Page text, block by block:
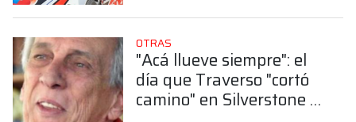
OTRAS
"Acá llueve siempre": el
día que Traverso "cortó
camino" en Silverstone y